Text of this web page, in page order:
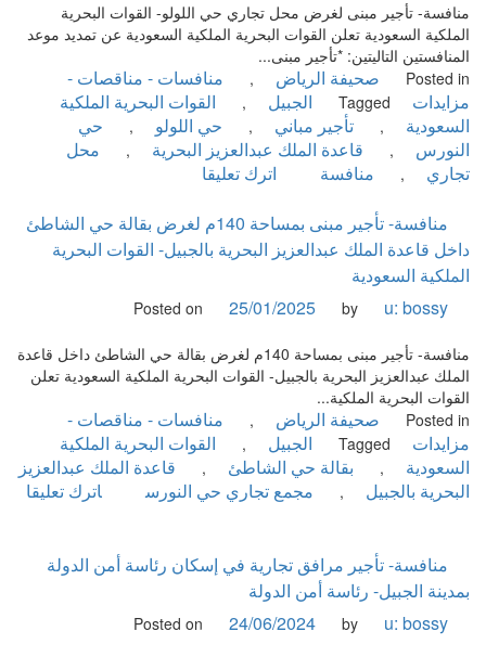
تجاري
منافسة- تأجير مبنى لغرض محل تجاري حي اللولو- القوات البحرية
الملكية السعودية تعلن القوات البحرية الملكية السعودية عن تمديد موعد
المنافستين التاليتين: *تأجير مبنى...
Posted in
صحيفة الرياض ,
منافسات - مناقصات -
مزايدات
Tagged الجبيل ,
القوات البحرية الملكية
السعودية
, تأجير مباني , حي اللولو ,
حي
النورس
, قاعدة الملك عبدالعزيز البحرية ,
محل
تجاري
, منافسة اترك تعليقا
تأجير
مبنى
لغرض
تجاري
اللولو-
القوات
البحرية
الملكية
السعودية
منافسة- تأجير مبنى بمساحة 140م لغرض بقالة حي الشاطئ
داخل قاعدة الملك عبدالعزيز البحرية بالجبيل- القوات البحرية
الملكية السعودية
Posted on 25/01/2025 by u: bossy
منافسة- تأجير مبنى بمساحة 140م لغرض بقالة حي الشاطئ داخل قاعدة
الملك عبدالعزيز البحرية بالجبيل- القوات البحرية الملكية السعودية تعلن
القوات البحرية الملكية...
Posted in
صحيفة الرياض ,
منافسات - مناقصات -
مزايدات
Tagged الجبيل ,
القوات البحرية الملكية
السعودية
, بقالة حي الشاطئ ,
قاعدة الملك عبدالعزيز
البحرية بالجبيل
, مجمع تجاري حي النورس
اترك تعليقا
تأجير
مبنى
140م
منافسة- تأجير مرافق تجارية في إسكان رئاسة أمن الدولة
بمدينة الجبيل- رئاسة أمن الدولة
Posted on 24/06/2024 by u: bossy